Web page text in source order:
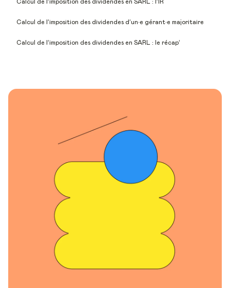
Calcul de l’imposition des dividendes en SARL : l’IR
Calcul de l’imposition des dividendes d’un‧e gérant‧e majoritaire
Calcul de l’imposition des dividendes en SARL : le récap’